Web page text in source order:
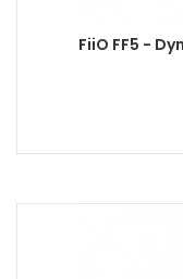
FiiO FF5 -